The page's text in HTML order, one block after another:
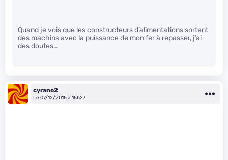
Quand je vois que les constructeurs d’alimentations sortent
des machins avec la puissance de mon fer à repasser, j’ai
des doutes…
cyrano2
Le 07/12/2015 à 15h27